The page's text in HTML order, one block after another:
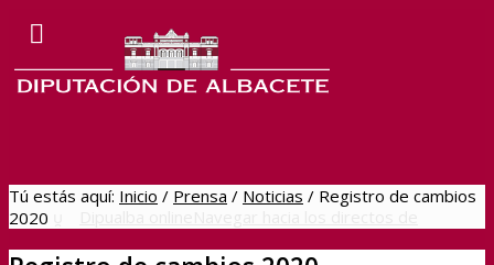
Tú estás aquí: Inicio / Prensa / Noticias / Registro de cambios
2020